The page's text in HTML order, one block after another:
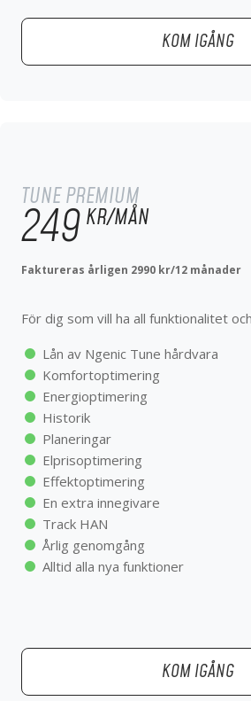
För dig som vill ha all funktionalitet
Lån av Ngenic Tune hårdvara
Komfortoptimering
Energioptimering
Planeringar
Elprisoptimering
Effektoptimering
En extra innegivare
Track HAN
Årlig genomgång
Alltid alla nya funktioner
KOM IGÅNG
TUNE PREMIUM
249 KR/MÅN
Faktureras årligen 2990 kr/12 månader
För dig som vill ha all funktionalitet
Lån av Ngenic Tune hårdvara
Komfortoptimering
Energioptimering
Historik
Planeringar
Elprisoptimering
Effektoptimering
En extra innegivare
Track HAN
Årlig genomgång
Alltid alla nya funktioner
KOM IGÅNG